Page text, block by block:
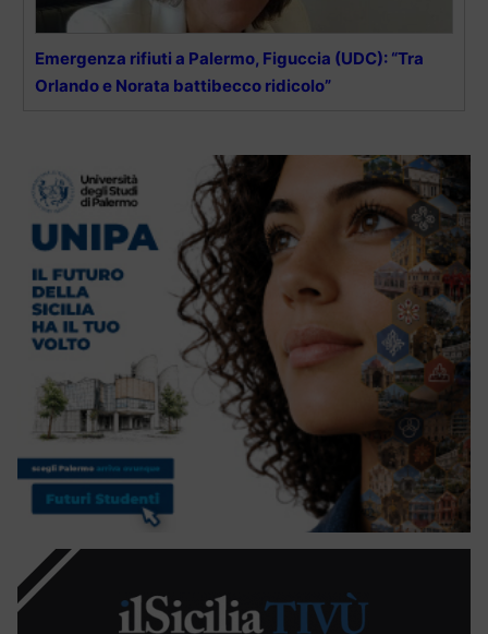
Emergenza rifiuti a Palermo, Figuccia (UDC): “Tra
Orlando e Norata battibecco ridicolo”